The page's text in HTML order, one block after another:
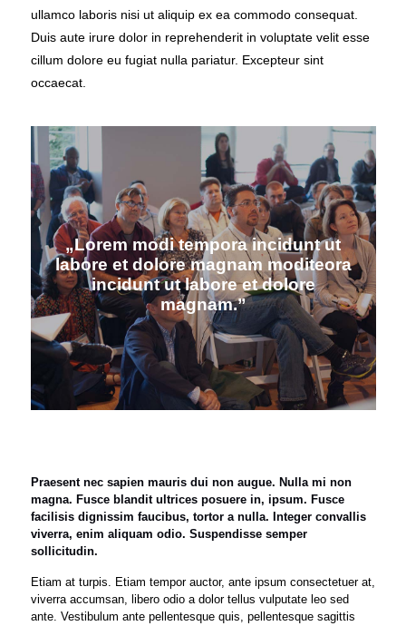
ullamco laboris nisi ut aliquip ex ea commodo consequat.
Duis aute irure dolor in reprehenderit in voluptate velit esse
cillum dolore eu fugiat nulla pariatur. Excepteur sint
occaecat.
„Lorem modi tempora incidunt ut
labore et dolore magnam moditeora
incidunt ut labore et dolore
magnam.”
Praesent nec sapien mauris dui non augue. Nulla mi non
magna. Fusce blandit ultrices posuere in, ipsum. Fusce
facilisis dignissim faucibus, tortor a nulla. Integer convallis
viverra, enim aliquam odio. Suspendisse semper
sollicitudin.
Etiam at turpis. Etiam tempor auctor, ante ipsum consectetuer at,
viverra accumsan, libero odio a dolor tellus vulputate leo sed
ante. Vestibulum ante pellentesque quis, pellentesque sagittis